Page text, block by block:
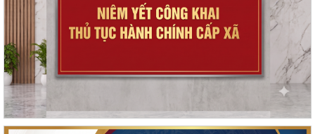
Tăng cường công tác đấu tranh, ngăn chặn hoạt động săn bắt, buôn
bán trái phép chim hoang dã,...
Thông báo phun trừ sâu cuốn lá nhỏ lứa 5 gây hại lúa vụ Mùa năm
2026